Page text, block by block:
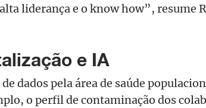
liderança e o know how”, resume
e IA
dados pela área de saúde
o perfil de contaminação dos